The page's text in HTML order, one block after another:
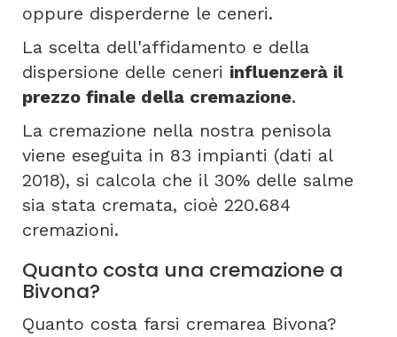
oppure disperderne le ceneri.
La scelta dell'affidamento e della
dispersione delle ceneri influenzerà il
prezzo finale della cremazione.
La cremazione nella nostra penisola
viene eseguita in 83 impianti (dati al
2018), si calcola che il 30% delle salme
sia stata cremata, cioè 220.684
cremazioni.
Quanto costa una cremazione a
Bivona?
Quanto costa farsi cremarea Bivona?